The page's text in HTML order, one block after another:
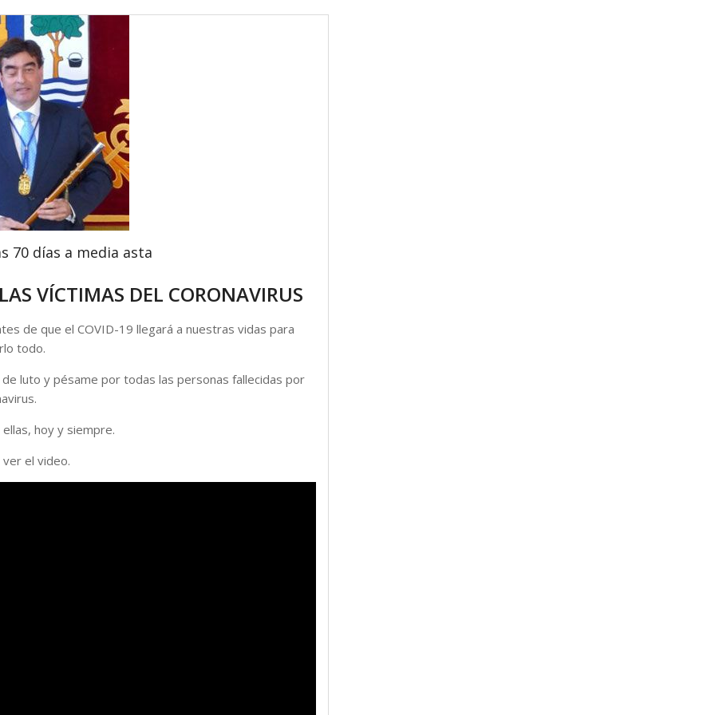
70 días a media asta
VÍCTIMAS DEL CORONAVIRUS
de que el COVID-19 llegará a nuestras vidas para
todo.
luto y pésame por todas las personas fallecidas por
hoy y siempre.
ver el video.